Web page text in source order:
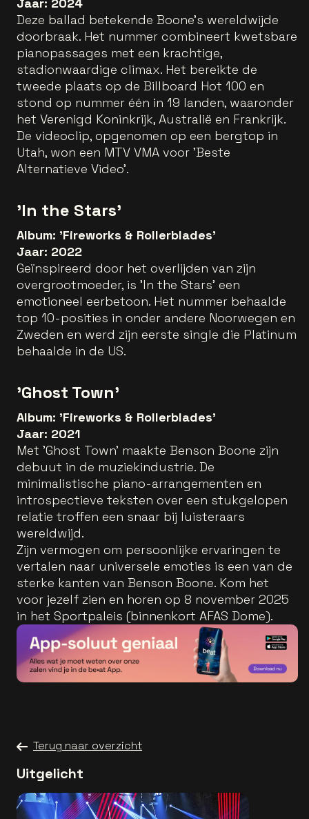
Deze ballad betekende Boone's wereldwijde
doorbraak. Het nummer combineert kwetsbare
pianopassages met een krachtige,
stadionwaardige climax. Het bereikte de
tweede plaats op de Billboard Hot 100 en
stond op nummer één in 19 landen, waaronder
het Verenigd Koninkrijk, Australië en Frankrijk.
De videoclip, opgenomen op een bergtop in
Utah, won een MTV VMA voor 'Beste
Alternatieve Video'.
'In the Stars'
Album: 'Fireworks & Rollerblades'
Jaar: 2022
Geïnspireerd door het overlijden van zijn
overgrootmoeder, is 'In the Stars' een
emotioneel eerbetoon. Het nummer behaalde
top 10-posities in onder andere Noorwegen en
Zweden en werd zijn eerste single die Platinum
behaalde in de US.
'Ghost Town'
Album: 'Fireworks & Rollerblades'
Jaar: 2021
Met 'Ghost Town' maakte Benson Boone zijn
debuut in de muziekindustrie. De
minimalistische piano-arrangementen en
introspectieve teksten over een stukgelopen
relatie troffen een snaar bij luisteraars
wereldwijd.
Zijn vermogen om persoonlijke ervaringen te
vertalen naar universele emoties is een van de
sterke kanten van Benson Boone. Kom het
voor jezelf zien en horen op 8 november 2025
in het Sportpaleis (binnenkort AFAS Dome).
Terug naar overzicht
Uitgelicht